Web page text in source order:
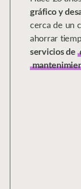
gráfico y
cerca de un
ahorrar
servicios de